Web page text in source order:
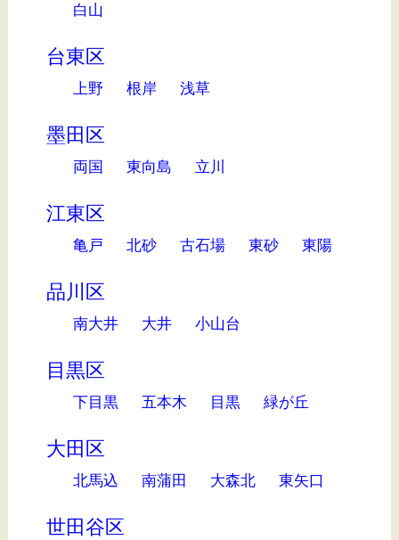
白山
台東区
上野 根岸 浅草
墨田区
両国 東向島 立川
江東区
亀戸 北砂 古石場 東砂 東陽
品川区
南大井 大井 小山台
目黒区
下目黒 五本木 目黒 緑が丘
大田区
北馬込 南蒲田 大森北 東矢口
世田谷区